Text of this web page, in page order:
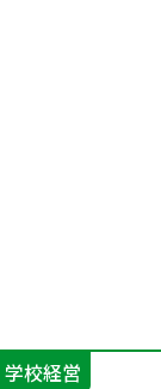
学校経営